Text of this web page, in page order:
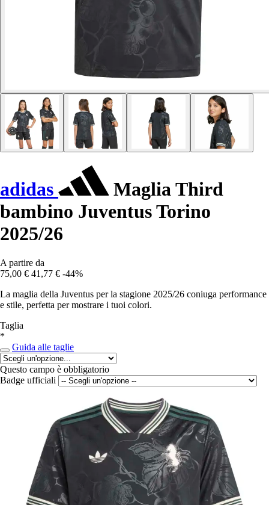
adidas
Maglia Third
bambino Juventus Torino
2025/26
A partire da
75,00 € 41,77 € -44%
La maglia della Juventus per la stagione 2025/26 coniuga performance
e stile, perfetta per mostrare i tuoi colori.
Taglia
*
Guida alle taglie
Questo campo è obbligatorio
Badge ufficiali